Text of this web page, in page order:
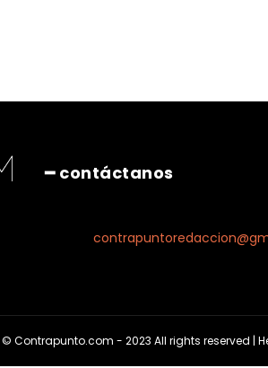
━ contáctanos
© Contrapunto.com - 2023 All rights reserved |